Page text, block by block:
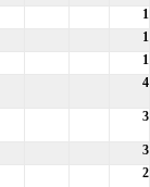
1
1
1
4
3
3
2